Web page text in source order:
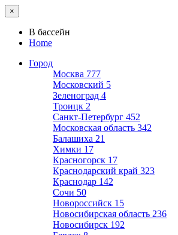
×
В бассейн
Home
Город
Москва 777
Московский 5
Зеленоград 4
Троицк 2
Санкт-Петербург 452
Московская область 342
Балашиха 21
Химки 17
Красногорск 17
Краснодарский край 323
Краснодар 142
Сочи 50
Новороссийск 15
Новосибирская область 236
Новосибирск 192